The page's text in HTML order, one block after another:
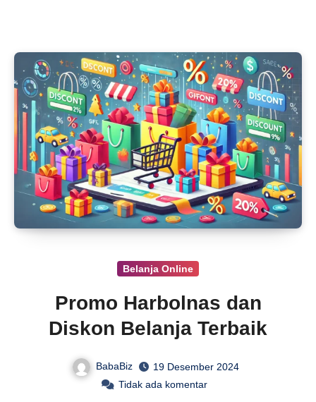
Belanja Online
Promo Harbolnas dan
Diskon Belanja Terbaik
BabaBiz
19 Desember 2024
Tidak ada komentar